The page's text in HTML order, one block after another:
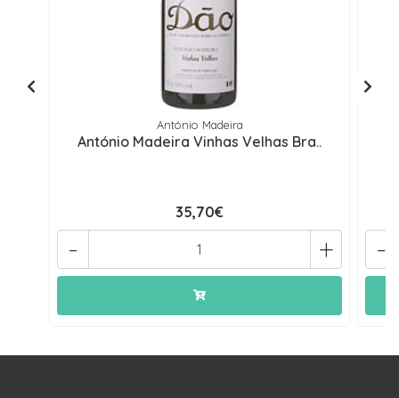
António Madeira
António Madeira Vinhas Velhas Bra..
35,70€
+
- -